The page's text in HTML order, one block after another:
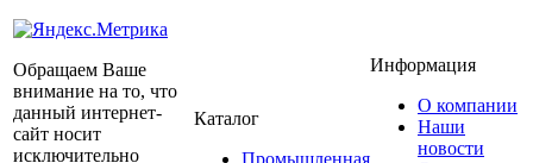
Обращаем Ваше
внимание на то, что
данный интернет-
сайт носит
исключительно
Каталог
Промышленная
Информация
О компании
Наши
новости